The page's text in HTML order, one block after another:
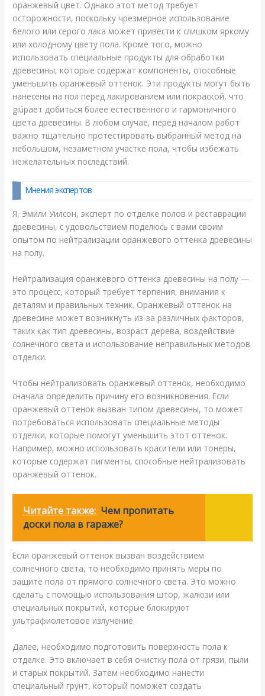
оранжевый цвет. Однако этот метод требует
осторожности, поскольку чрезмерное использование
белого или серого лака может привести к слишком яркому
или холодному цвету пола. Кроме того, можно
использовать специальные продукты для обработки
древесины, которые содержат компоненты, способные
уменьшить оранжевый оттенок. Эти продукты могут быть
нанесены на пол перед лакированием или покраской, что
giúpает добиться более естественного и гармоничного
цвета древесины. В любом случае, перед началом работ
важно тщательно протестировать выбранный метод на
небольшом, незаметном участке пола, чтобы избежать
нежелательных последствий.
Мнения экспертов
Я, Эмили Уилсон, эксперт по отделке полов и реставрации
древесины, с удовольствием поделюсь с вами своим
опытом по нейтрализации оранжевого оттенка древесины
на полу.
Нейтрализация оранжевого оттенка древесины на полу —
это процесс, который требует терпения, внимания к
деталям и правильных техник. Оранжевый оттенок на
древесине может возникнуть из-за различных факторов,
таких как тип древесины, возраст дерева, воздействие
солнечного света и использование неправильных методов
отделки.
Чтобы нейтрализовать оранжевый оттенок, необходимо
сначала определить причину его возникновения. Если
оранжевый оттенок вызван типом древесины, то может
потребоваться использовать специальные методы
отделки, которые помогут уменьшить этот оттенок.
Например, можно использовать красители или тонеры,
которые содержат пигменты, способные нейтрализовать
оранжевый оттенок.
Читайте также: Чем пропитать
доски пола в гараже?
Если оранжевый оттенок вызван воздействием
солнечного света, то необходимо принять меры по
защите пола от прямого солнечного света. Это можно
сделать с помощью использования штор, жалюзи или
специальных покрытий, которые блокируют
ультрафиолетовое излучение.
Далее, необходимо подготовить поверхность пола к
отделке. Это включает в себя очистку пола от грязи, пыли
и старых покрытий. Затем необходимо нанести
специальный грунт, который поможет создать